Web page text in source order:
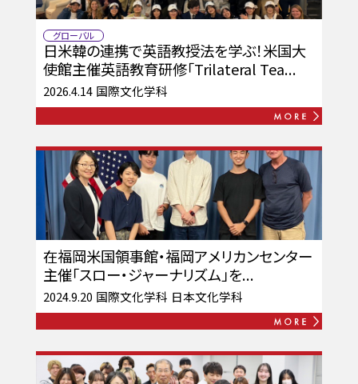
グローバル
日米韓の連携で英語教授法を学ぶ！米国大
使館主催英語教育研修「Trilateral Tea...
2026.4.14 国際文化学科
在福岡米国領事館・福岡アメリカンセンター
主催「スロー・ジャーナリズム」を...
2024.9.20 国際文化学科 日本文化学科